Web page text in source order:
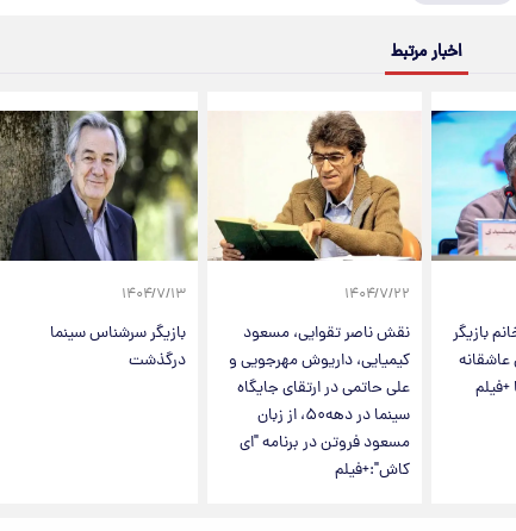
اخبار مرتبط
بازیگر
۱۴۰۴/۷/۲۲
نقش ناصر تقوایی، مسعود
کیمیایی، داریوش مهرجویی و
علی حاتمی در ارتقای جایگاه
سینما در دهه۵۰، از زبان
مسعود فروتن در برنامه "ای
کاش":+فیلم
۱۴۰۴/۷/۱۳
بازیگر سرشناس سینما
درگذشت